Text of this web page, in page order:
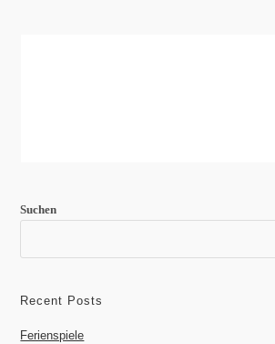
Suchen
Recent Posts
Ferienspiele